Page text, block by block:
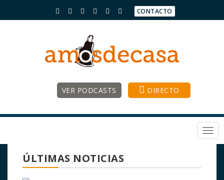
CONTACTO
DIRECTO
VER PODCASTS
ÚLTIMAS NOTICIAS